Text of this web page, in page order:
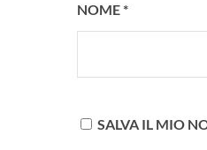
NOME*
SALVA IL MIO